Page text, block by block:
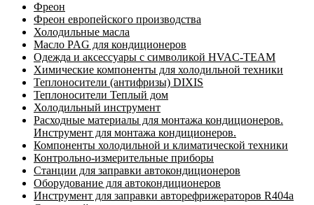
Фреон
Фреон европейского производства
Холодильные масла
Масло PAG для кондиционеров
Одежда и аксессуары с символикой HVAC-TEAM
Химические компоненты для холодильной техники
Теплоносители (антифризы) DIXIS
Теплоносители Теплый дом
Холодильный инструмент
Расходные материалы для монтажа кондиционеров.
Инструмент для монтажа кондиционеров.
Компоненты холодильной и климатической техники
Контрольно-измерительные приборы
Станции для заправки автокондиционеров
Оборудование для автокондиционеров
Инструмент для заправки авторефрижераторов R404a